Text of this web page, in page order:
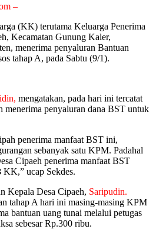
–
(KK) terutama Keluarga Penerima
Kecamatan Gunung Kaler,
menerima penyaluran Bantuan
tahap A, pada Sabtu (9/1).
mengatakan, pada hari ini tercatat
penyaluran dana BST untuk
penerima manfaat BST ini,
sebanyak satu KPM. Padahal
Cipaeh penerima manfaat BST
KK,” ucap Sekdes.
Kepala Desa Cipaeh, Saripudin.
tahap A hari ini masing-masing KPM
bantuan uang tunai melalui petugas
sebesar Rp.300 ribu.